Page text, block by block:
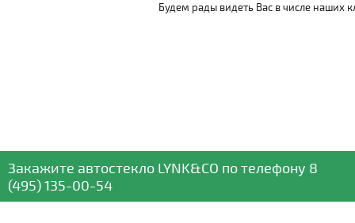
Будем рады видеть Вас в числе наших
Закажите автостекло LYNK&CO по телефону 8
(495) 135-00-54